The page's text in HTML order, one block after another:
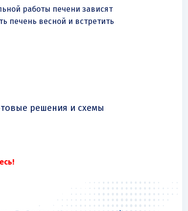
работы печени зависят
печень весной и встретить
решения и схемы